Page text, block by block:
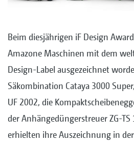
Beim diesjährigen iF Design
Amazone Maschinen mit dem
Design-Label ausgezeichnet
Säkombination Cataya 3000
UF 2002, die
der Anhängedüngerstreuer ZG-
erhielten ihre Auszeichnung in